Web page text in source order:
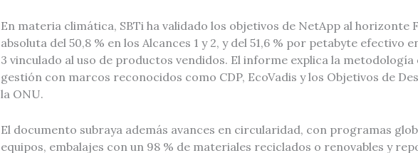
En materia climática, SBTi ha validado los objetivos de NetApp al horizonte
absoluta del 50,8 % en los Alcances 1 y 2, y del 51,6 % por petabyte efectivo
3 vinculado al uso de productos vendidos. El informe explica la metodología
gestión con marcos reconocidos como CDP, EcoVadis y los Objetivos de
la ONU.
El documento subraya además avances en circularidad, con programas
equipos, embalajes con un 98 % de materiales reciclados o renovables y